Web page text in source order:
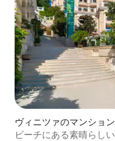
ヴィニツァのマンショ
ビーチにある素晴らし